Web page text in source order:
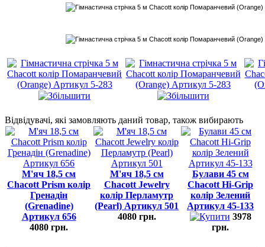
Відвідувачі, які замовляють даний товар, також вибирають
М'яч 18,5 см
Chacott Prism колір
Гренадін
(Grenadine)
Артикул 656
4080 грн.
М'яч 18,5 см
Chacott Jewelry
колір Перламутр
(Pearl) Артикул 501
4080 грн.
Булави 45 cм
Chacott Hi-Grip
колір Зелений
Артикул 45-133
3978
грн.